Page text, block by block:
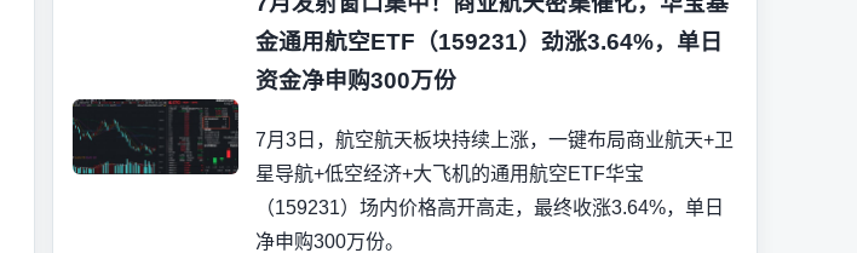
金通用航空ETF（159231）劲涨3.64%，单日
资金净申购300万份
7月3日，航空航天板块持续上涨，一键布局商业航天+卫
星导航+低空经济+大飞机的通用航空ETF华宝
（159231）场内价格高开高走，最终收涨3.64%，单日
净申购300万份。